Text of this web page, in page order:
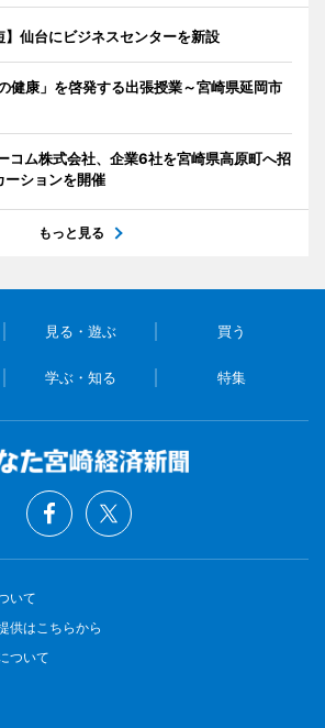
】仙台にビジネスセンターを新設
健康」を啓発する出張授業～宮崎県延岡市
コム株式会社、企業6社を宮崎県高原町へ招
ーションを開催
もっと見る
見る・遊ぶ 買う
学ぶ・知る 特集
いて
供はこちらから
ついて